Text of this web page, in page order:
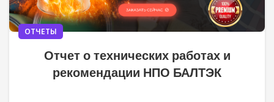
ОТЧЕТЫ
Отчет о технических работах и
рекомендации НПО БАЛТЭК